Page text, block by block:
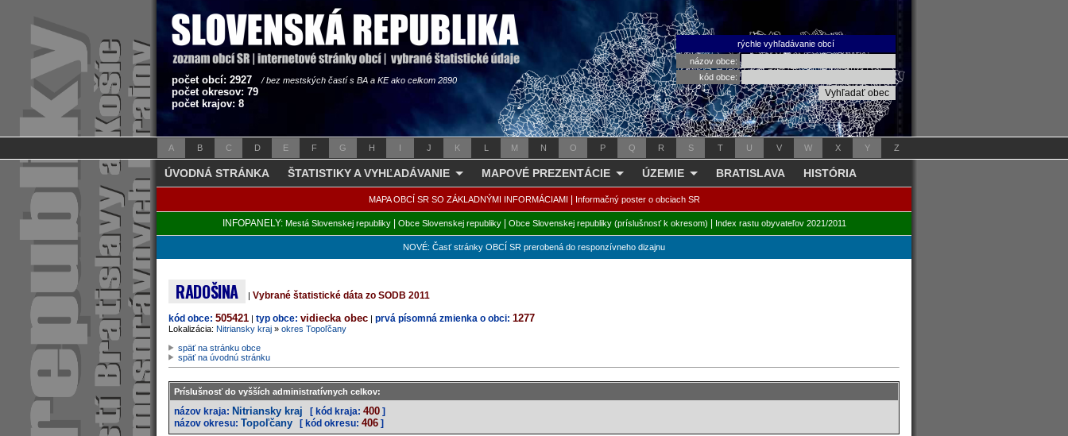
počet obcí: 2927 / bez mestských častí s BA a KE ako celkom 2890
počet okresov: 79
počet krajov: 8
rýchle vyhľadávanie obcí
názov obce:
kód obce:
A B C D E F G H I J K L M N O P Q R S T U V W X Y Z
ÚVODNÁ STRÁNKA ŠTATISTIKY A VYHĽADÁVANIE MAPOVÉ PREZENTÁCIE ÚZEMIE BRATISLAVA HISTÓRIA
MAPA OBCÍ SR SO ZÁKLADNÝMI INFORMÁCIAMI Informačný poster o obciach SR
INFOPANELY: Mestá Slovenskej republiky| Obce Slovenskej republiky| Obce Slovenskej republiky (príslušnosť k okresom) Index rastu obyvateľov 2021/2011
NOVÉ: Časť stránky OBCÍ SR prerobená do responzívneho dizajnu
RADOŠINA |Vybrané štatistické dáta zo SODB 2011
kód obce: 505421 | typ obce: vidiecka obec | prvá písomná zmienka o obci: 1277
Lokalizácia: Nitriansky kraj » okres Topoľčany
späť na stránku obce
späť na úvodnú stránku
Príslušnosť do vyšších administratívnych celkov:
názov kraja: Nitriansky kraj [ kód kraja: 400 ]
názov okresu: Topoľčany [ kód okresu: 406 ]